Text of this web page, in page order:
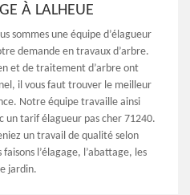
À LALHEUE
sommes une équipe d’élagueur
demande en travaux d’arbre.
et de traitement d’arbre ont
il vous faut trouver le meilleur
Notre équipe travaille ainsi
un tarif élagueur pas cher 71240.
un travail de qualité selon
l’élagage, l’abattage, les
jardin.